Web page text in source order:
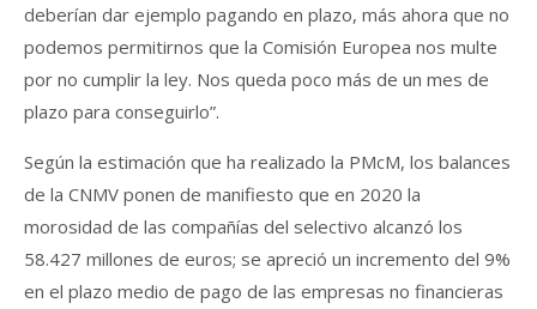
deberían dar ejemplo pagando en plazo, más ahora que no
podemos permitirnos que la Comisión Europea nos multe
por no cumplir la ley. Nos queda poco más de un mes de
plazo para conseguirlo”.
Según la estimación que ha realizado la PMcM, los balances
de la CNMV ponen de manifiesto que en 2020 la
morosidad de las compañías del selectivo alcanzó los
58.427 millones de euros; se apreció un incremento del 9%
en el plazo medio de pago de las empresas no financieras